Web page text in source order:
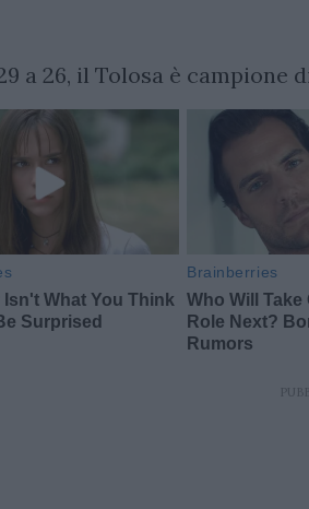
a 26, il Tolosa è campione